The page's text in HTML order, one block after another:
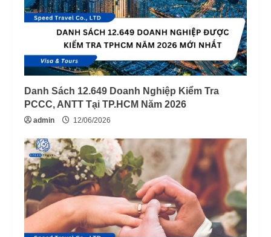
Danh Sách 12.649 Doanh Nghiệp Kiểm Tra
PCCC, ANTT Tại TP.HCM Năm 2026
admin 12/06/2026